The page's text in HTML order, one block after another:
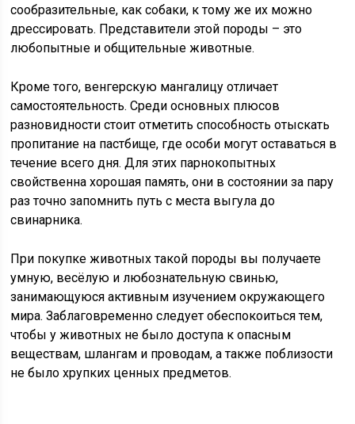
сообразительные, как собаки, к тому же их можно
дрессировать. Представители этой породы – это
любопытные и общительные животные.
Кроме того, венгерскую мангалицу отличает
самостоятельность. Среди основных плюсов
разновидности стоит отметить способность отыскать
пропитание на пастбище, где особи могут оставаться в
течение всего дня. Для этих парнокопытных
свойственна хорошая память, они в состоянии за пару
раз точно запомнить путь с места выгула до
свинарника.
При покупке животных такой породы вы получаете
умную, весёлую и любознательную свинью,
занимающуюся активным изучением окружающего
мира. Заблаговременно следует обеспокоиться тем,
чтобы у животных не было доступа к опасным
веществам, шлангам и проводам, а также поблизости
не было хрупких ценных предметов.